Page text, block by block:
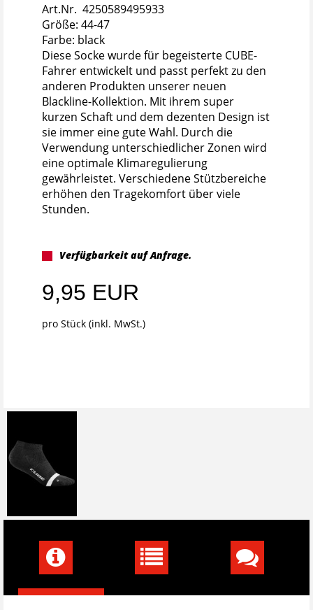
Art.Nr. 4250589495933
Größe: 44-47
Farbe: black
Diese Socke wurde für begeisterte CUBE-
Fahrer entwickelt und passt perfekt zu den
anderen Produkten unserer neuen
Blackline-Kollektion. Mit ihrem super
kurzen Schaft und dem dezenten Design ist
sie immer eine gute Wahl. Durch die
Verwendung unterschiedlicher Zonen wird
eine optimale Klimaregulierung
gewährleistet. Verschiedene Stützbereiche
erhöhen den Tragekomfort über viele
Stunden.
Verfügbarkeit auf Anfrage.
9,95 EUR
pro Stück (inkl. MwSt.)